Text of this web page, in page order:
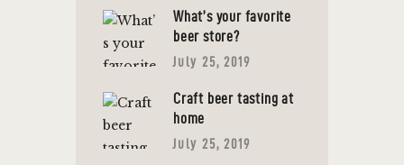
What’s your favorite
beer store?
July 25, 2019
Craft beer tasting at
home
July 25, 2019